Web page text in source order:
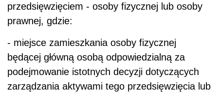
przedsięwzięciem - osoby fizycznej lub osoby
prawnej, gdzie:
- miejsce zamieszkania osoby fizycznej
będącej główną osobą odpowiedzialną za
podejmowanie istotnych decyzji dotyczących
zarządzania aktywami tego przedsięwzięcia lub